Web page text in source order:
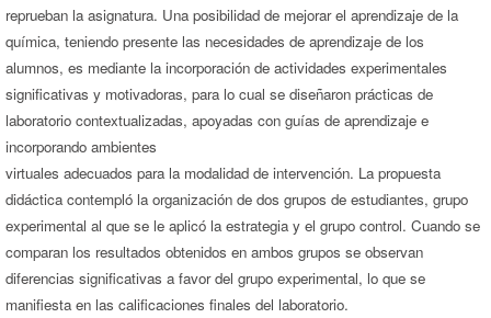
reprueban la asignatura. Una posibilidad de mejorar el aprendizaje de la
química, teniendo presente las necesidades de aprendizaje de los
alumnos, es mediante la incorporación de actividades experimentales
significativas y motivadoras, para lo cual se diseñaron prácticas de
laboratorio contextualizadas, apoyadas con guías de aprendizaje e
incorporando ambientes
virtuales adecuados para la modalidad de intervención. La propuesta
didáctica contempló la organización de dos grupos de estudiantes, grupo
experimental al que se le aplicó la estrategia y el grupo control. Cuando se
comparan los resultados obtenidos en ambos grupos se observan
diferencias significativas a favor del grupo experimental, lo que se
manifiesta en las calificaciones finales del laboratorio.